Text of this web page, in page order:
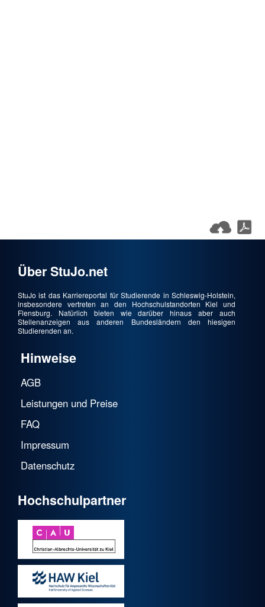
Über StuJo.net
StuJo ist das Karriereportal für Studierende in Schleswig-Holstein,
insbesondere vertreten an den Hochschulstandorten Kiel und
Flensburg. Natürlich bieten wie darüber hinaus aber auch
Stellenanzeigen aus anderen Bundesländern den hiesigen
Studierenden an.
Hinweise
AGB
Leistungen und Preise
FAQ
Impressum
Datenschutz
Hochschulpartner